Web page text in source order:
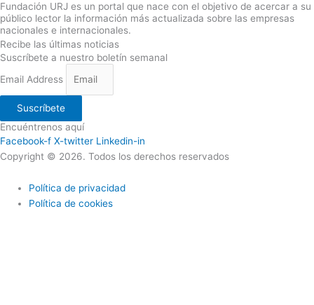
Fundación URJ es un portal que nace con el objetivo de acercar a su
público lector la información más actualizada sobre las empresas
nacionales e internacionales.
Recibe las últimas noticias
Suscríbete a nuestro boletín semanal
Email Address
Suscríbete
Encuéntrenos aquí
Facebook-f X-twitter Linkedin-in
Copyright © 2026. Todos los derechos reservados
Política de privacidad
Política de cookies